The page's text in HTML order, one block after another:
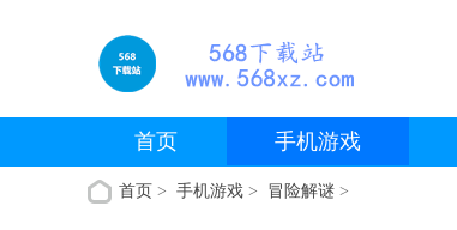
首页 手机游戏
首页 > 手机游戏 > 冒险解谜 >